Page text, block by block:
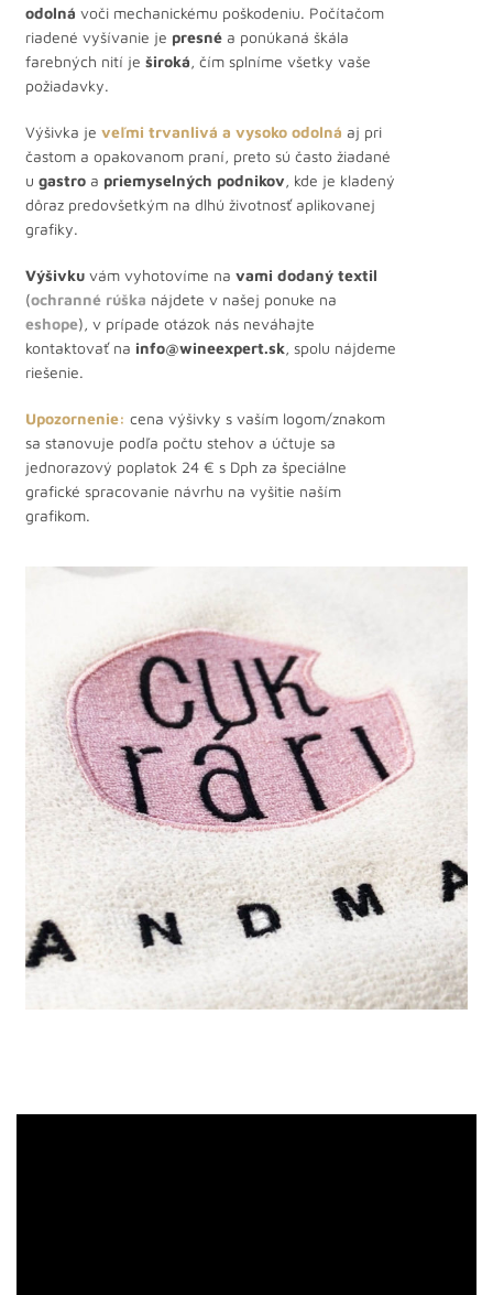
odolná voči mechanickému poškodeniu. Počítačom
riadené vyšívanie je presné a ponúkaná škála
farebných nití je široká, čím splníme všetky vaše
požiadavky.
Výšivka je veľmi trvanlivá a vysoko odolná aj pri
častom a opakovanom praní, preto sú často žiadané
u gastro a priemyselných podnikov, kde je kladený
dôraz predovšetkým na dlhú životnosť aplikovanej
grafiky.
Výšivku vám vyhotovíme na vami dodaný textil
(ochranné rúška nájdete v našej ponuke na
eshope), v prípade otázok nás neváhajte
kontaktovať na info@wineexpert.sk, spolu nájdeme
riešenie.
Upozornenie: cena výšivky s vaším logom/znakom
sa stanovuje podľa počtu stehov a účtuje sa
jednorazový poplatok 24 € s Dph za špeciálne
grafické spracovanie návrhu na vyšitie naším
grafikom.